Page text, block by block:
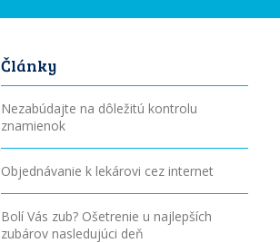
Články
Nezabúdajte na dôležitú kontrolu
znamienok
Objednávanie k lekárovi cez internet
Bolí Vás zub? Ošetrenie u najlepších
zubárov nasledujúci deň